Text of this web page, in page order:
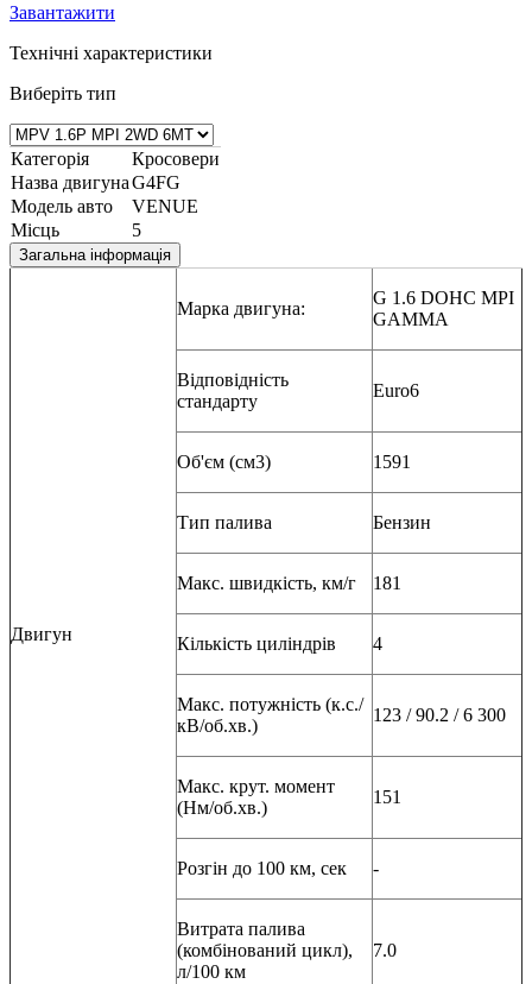
Завантажити
Технічні характеристики
Виберіть тип
Категорія
Кросовери
Назва двигунаG4FG
Модель авто
VENUE
Місць
5
Загальна інформація
Двигун
Марка двигуна:
G 1.6 DOHC MPI
GAMMA
Відповідність
стандарту
Euro6
Об'єм (см3) 1591
Тип палива Бензин
Макс. швидкість, км/г 181
Кількість циліндрів 4
Макс. потужність (к.с./
кВ/об.хв.)
123 / 90.2 / 6 300
Макс. крут. момент
(Нм/об.хв.)
151
Розгін до 100 км, сек -
Витрата палива
(комбінований цикл),
л/100 км
7.0